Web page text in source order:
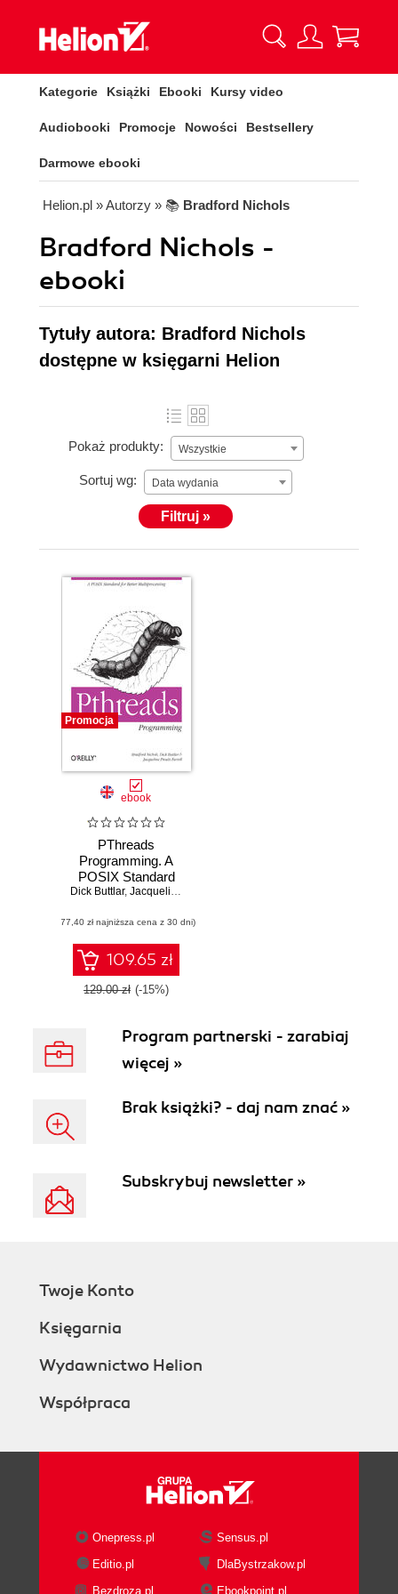
Kategorie Książki Ebooki Kursy video
Audiobooki Promocje Nowości Bestsellery
Darmowe ebooki
Helion.pl » Autorzy » 📚 Bradford Nichols
Bradford Nichols -
ebooki
Tytuły autora: Bradford Nichols
dostępne w księgarni Helion
Pokaż produkty: Wszystkie
Sortuj wg: Data wydania
Filtruj »
Promocja
ebook
PThreads
Programming. A
POSIX Standard
for Better
Dick Buttlar, Jacqueline Farrell
(77,40 zł najniższa cena z 30 dni)
109.65 zł
129.00 zł (-15%)
Program partnerski - zarabiaj
więcej »
Brak książki? - daj nam znać »
Subskrybuj newsletter »
Twoje Konto
Księgarnia
Wydawnictwo Helion
Współpraca
Onepress.pl
Sensus.pl
Editio.pl
DlaBystrzakow.pl
Bezdroza.pl
Ebookpoint.pl